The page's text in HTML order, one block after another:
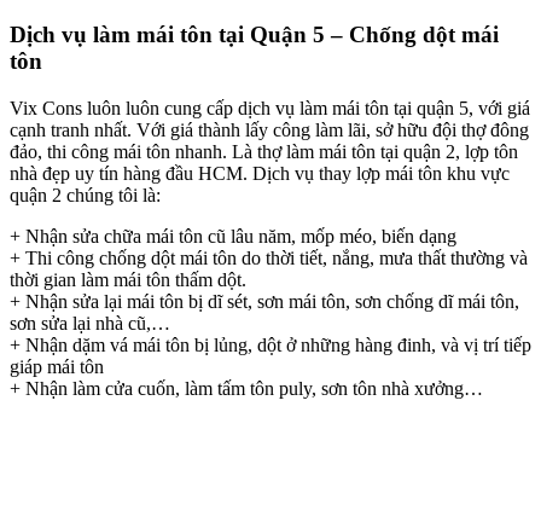
Dịch vụ làm mái tôn tại Quận 5 – Chống dột mái
tôn
Vix Cons luôn luôn cung cấp dịch vụ làm mái tôn tại quận 5, với giá
cạnh tranh nhất. Với giá thành lấy công làm lãi, sở hữu đội thợ đông
đảo, thi công mái tôn nhanh. Là thợ làm mái tôn tại quận 2, lợp tôn
nhà đẹp uy tín hàng đầu HCM. Dịch vụ thay lợp mái tôn khu vực
quận 2 chúng tôi là:
+ Nhận sửa chữa mái tôn cũ lâu năm, mốp méo, biến dạng
+ Thi công chống dột mái tôn do thời tiết, nắng, mưa thất thường và
thời gian làm mái tôn thấm dột.
+ Nhận sửa lại mái tôn bị dĩ sét, sơn mái tôn, sơn chống dĩ mái tôn,
sơn sửa lại nhà cũ,…
+ Nhận dặm vá mái tôn bị lủng, dột ở những hàng đinh, và vị trí tiếp
giáp mái tôn
+ Nhận làm cửa cuốn, làm tấm tôn puly, sơn tôn nhà xưởng…